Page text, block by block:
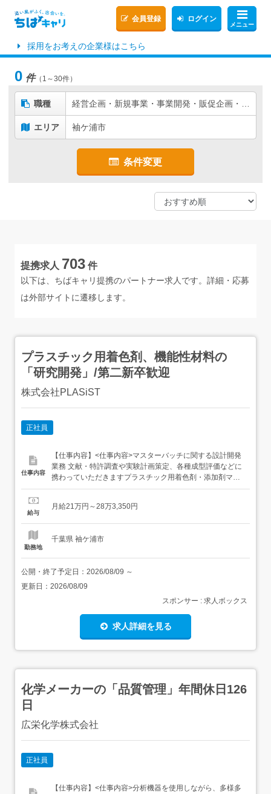
メニュー
会員登録 ログイン
採用をお考えの企業様はこちら
0 件（1～30件）
職種
エリア 袖ケ浦市
条件変更
提携求人 703 件
以下は、ちばキャリ提携のパートナー求人です。詳細・応募
は外部サイトに遷移します。
プラスチック用着色剤、機能性材料の
「研究開発」/第二新卒歓迎
株式会社PLASiST
正社員
仕事内容
【仕事内容】<仕事内容>マスターバッチに関する設計開発
業務 文献・特許調査や実験計画策定、各種成型評価などに
携わっていただきますプラスチック用着色剤・添加剤マス
ターバッチ・コンパウンドの設計開発文献・特許調査実験
マを担当していただきます<雇入れ直後>上記業務<変更の
給与
月給21万円～28万3,350円
勤務地
千葉県 袖ケ浦市
公開・終了予定日： 2026/08/09 ～
更新日： 2026/08/09
スポンサー : 求人ボックス
求人詳細を見る
化学メーカーの「品質管理」年間休日126
日
広栄化学株式会社
正社員
【仕事内容】<仕事内容>分析機器を使用しながら、多様多